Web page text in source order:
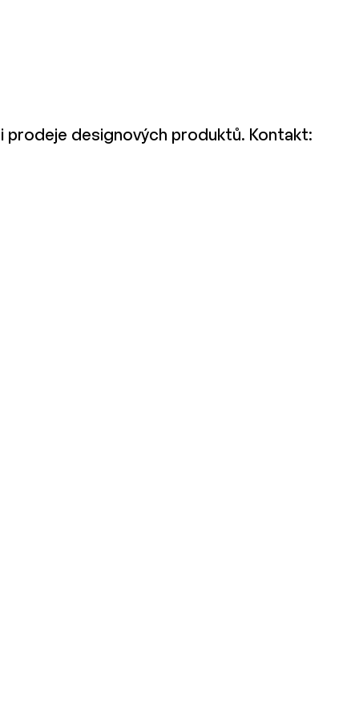
prodeje designových produktů. Kontakt: